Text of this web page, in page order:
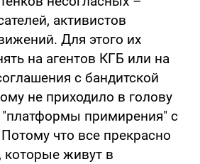
активистов
Для этого их
на агентов КГБ или на
с бандитской
не приходило в голову
примирения" с
что все прекрасно
живут в